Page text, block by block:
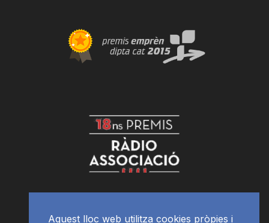
Aquest lloc web utilitza cookies pròpies i